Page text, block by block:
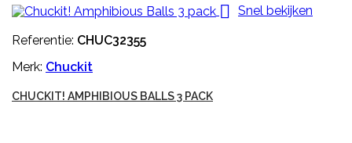
 Snel bekijken
Referentie: CHUC32355
Merk: Chuckit
CHUCKIT! AMPHIBIOUS BALLS 3 PACK